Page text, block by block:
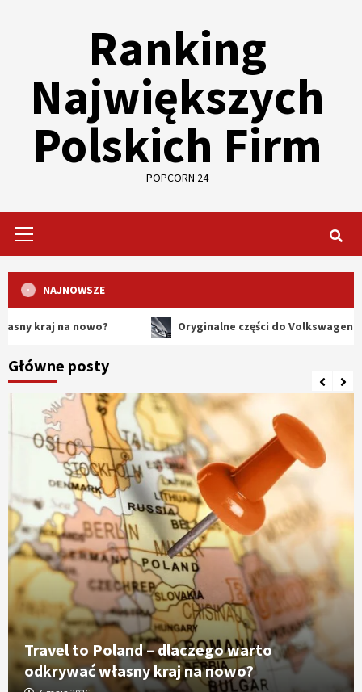
Ranking
Największych
Polskich Firm
POPCORN 24
Menu
NAJNOWSZE
na nowo? Oryginalne części do Volkswagena –
Główne posty
Travel to Poland – dlaczego warto
odkrywać własny kraj na nowo?